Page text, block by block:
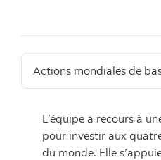
Actions mondiales de
L’équipe a recours à
pour investir aux
du monde. Elle